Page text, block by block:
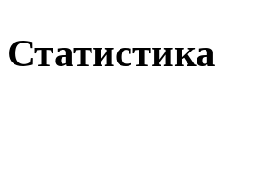
Статистика